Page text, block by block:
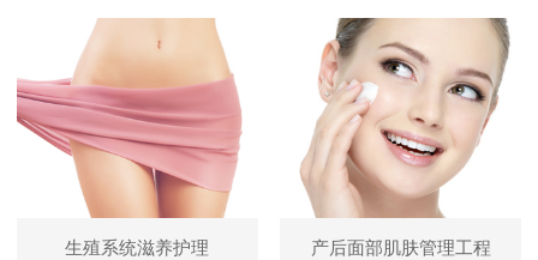
生殖系统滋养护理 产后面部肌肤管理工程